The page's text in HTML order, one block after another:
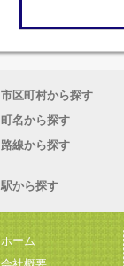
市区町村から探す
町名から探す
路線から探す
駅から探す
ホーム